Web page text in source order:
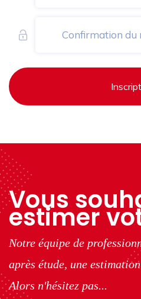
Vous
estimer
Notre équipe de
après étude, une
Alors n'hésitez pas...